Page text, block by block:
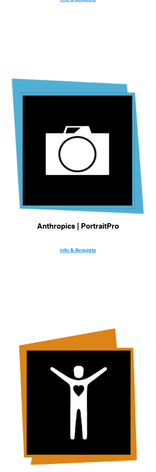
Anthropics | PortraitPro
info & Acquisto